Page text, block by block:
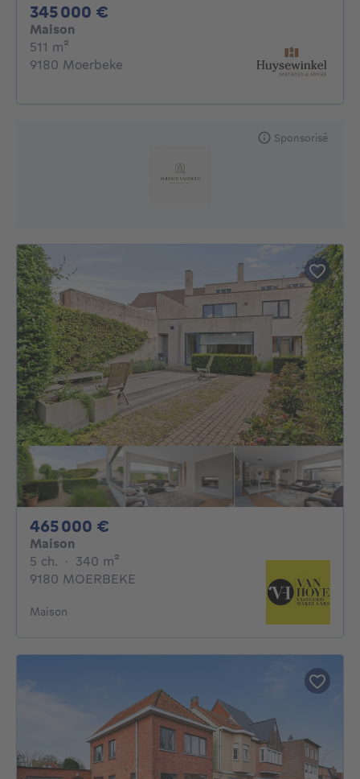
345 000 €
Maison
511 m²
9180 Moerbeke
Sponsorisé
465 000 €
Maison
5 ch. 5 chambres
· 340 m²
9180 MOERBEKE
Maison